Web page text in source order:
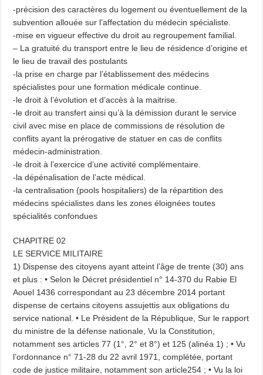
-précision des caractères du logement ou éventuellement de la
subvention allouée sur l’affectation du médecin spécialiste.
-mise en vigueur effective du droit au regroupement familial.
– La gratuité du transport entre le lieu de résidence d’origine et
le lieu de travail des postulants
-la prise en charge par l’établissement des médecins
spécialistes pour une formation médicale continue.
-le droit à l’évolution et d’accès à la maitrise.
-le droit au transfert ainsi qu’à la démission durant le service
civil avec mise en place de commissions de résolution de
conflits ayant la prérogative de statuer en cas de conflits
médecin-administration.
-le droit à l’exercice d’une activité complémentaire.
-la dépénalisation de l’acte médical.
-la centralisation (pools hospitaliers) de la répartition des
médecins spécialistes dans les zones éloignées toutes
spécialités confondues
CHAPITRE 02
LE SERVICE MILITAIRE
1) Dispense des citoyens ayant atteint l’âge de trente (30) ans
et plus : • Selon le Décret présidentiel n° 14-370 du Rabie El
Aouel 1436 correspondant au 23 décembre 2014 portant
dispense de certains citoyens assujettis aux obligations du
service national. • Le Président de la République, Sur le rapport
du ministre de la défense nationale, Vu la Constitution,
notamment ses articles 77 (1°, 2° et 8°) et 125 (alinéa 1) ; • Vu
l’ordonnance n° 71-28 du 22 avril 1971, complétée, portant
code de justice militaire, notamment son article254 ; • Vu la loi